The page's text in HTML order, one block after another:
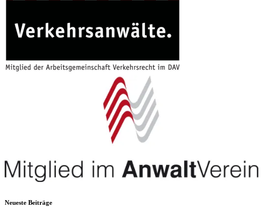
Neueste Beiträge